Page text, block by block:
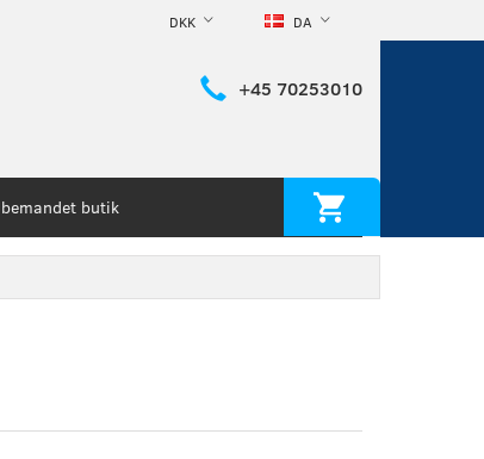
DA
DKK
+45 70253010
butik